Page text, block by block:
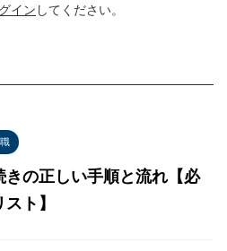
イン してください。
きの正しい手順と流れ【必
ト】